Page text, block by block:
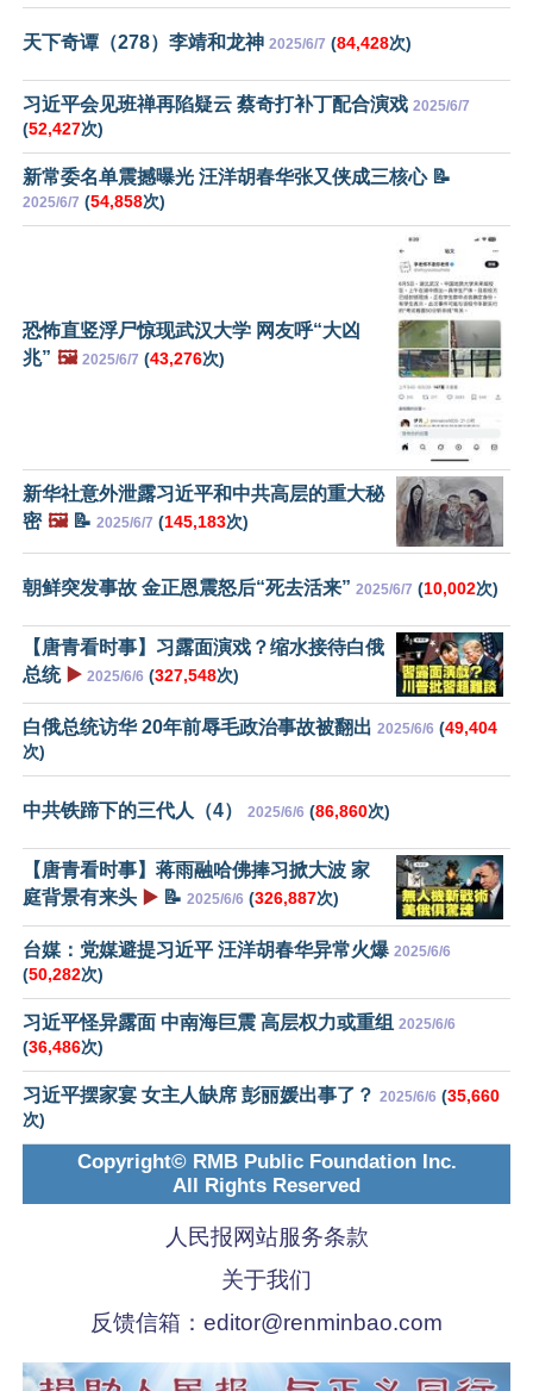
天下奇谭（278）李靖和龙神 2025/6/7 (84,428次)
习近平会见班禅再陷疑云 蔡奇打补丁配合演戏 2025/6/7
(52,427次)
新常委名单震撼曝光 汪洋胡春华张又侠成三核心 📝
2025/6/7 (54,858次)
恐怖直竖浮尸惊现武汉大学 网友呼“大凶
兆” 🖼️ 2025/6/7 (43,276次)
新华社意外泄露习近平和中共高层的重大秘
密 🖼️📝 2025/6/7 (145,183次)
朝鲜突发事故 金正恩震怒后“死去活来” 2025/6/7 (10,002次)
【唐青看时事】习露面演戏？缩水接待白俄
总统 ▶️ 2025/6/6 (327,548次)
白俄总统访华 20年前辱毛政治事故被翻出 2025/6/6 (49,404
次)
中共铁蹄下的三代人（4） 2025/6/6 (86,860次)
【唐青看时事】蒋雨融哈佛捧习掀大波 家
庭背景有来头 ▶️ 📝 2025/6/6 (326,887次)
台媒：党媒避提习近平 汪洋胡春华异常火爆 2025/6/6
(50,282次)
习近平怪异露面 中南海巨震 高层权力或重组 2025/6/6
(36,486次)
习近平摆家宴 女主人缺席 彭丽媛出事了？ 2025/6/6 (35,660
次)
Copyright© RMB Public Foundation Inc.
All Rights Reserved
人民报网站服务条款
关于我们
反馈信箱： editor@renminbao.com